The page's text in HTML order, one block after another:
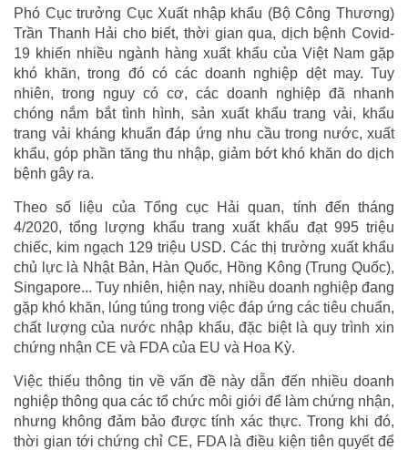
Phó Cục trưởng Cục Xuất nhập khẩu (Bộ Công Thương)
Trần Thanh Hải cho biết, thời gian qua, dịch bệnh Covid-
19 khiến nhiều ngành hàng xuất khẩu của Việt Nam gặp
khó khăn, trong đó có các doanh nghiệp dệt may. Tuy
nhiên, trong nguy có cơ, các doanh nghiệp đã nhanh
chóng nắm bắt tình hình, sản xuất khẩu trang vải, khẩu
trang vải kháng khuẩn đáp ứng nhu cầu trong nước, xuất
khẩu, góp phần tăng thu nhập, giảm bớt khó khăn do dịch
bệnh gây ra.
Theo số liệu của Tổng cục Hải quan, tính đến tháng
4/2020, tổng lượng khẩu trang xuất khẩu đạt 995 triệu
chiếc, kim ngạch 129 triệu USD. Các thị trường xuất khẩu
chủ lực là Nhật Bản, Hàn Quốc, Hồng Kông (Trung Quốc),
Singapore... Tuy nhiên, hiện nay, nhiều doanh nghiệp đang
gặp khó khăn, lúng túng trong việc đáp ứng các tiêu chuẩn,
chất lượng của nước nhập khẩu, đặc biệt là quy trình xin
chứng nhận CE và FDA của EU và Hoa Kỳ.
Việc thiếu thông tin về vấn đề này dẫn đến nhiều doanh
nghiệp thông qua các tổ chức môi giới để làm chứng nhận,
nhưng không đảm bảo được tính xác thực. Trong khi đó,
thời gian tới chứng chỉ CE, FDA là điều kiện tiên quyết để